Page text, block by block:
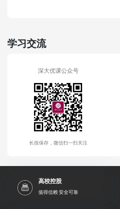
学习交流
深大优课公众号
长按保存，微信扫一扫关注
高校控股
值得信赖 安全可靠